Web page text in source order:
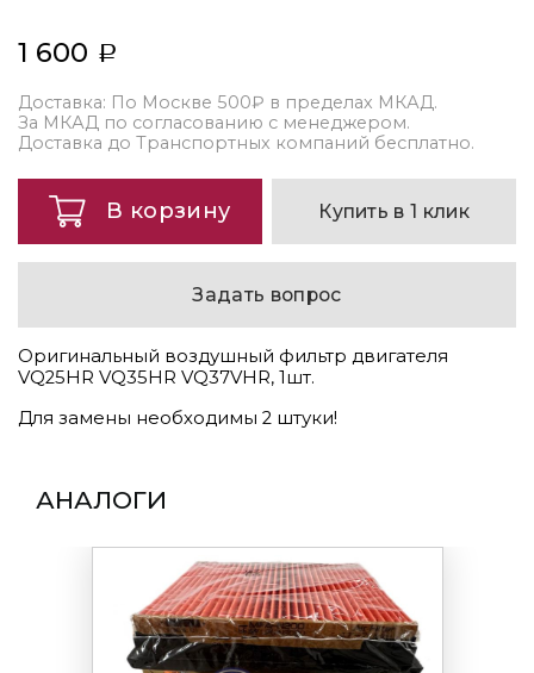
1 600
Доставка: По Москве 500₽ в пределах МКАД.
За МКАД по согласованию с менеджером.
Доставка до Транспортных компаний бесплатно.
В корзину Купить в 1 клик
Задать вопрос
Оригинальный воздушный фильтр двигателя
VQ25HR VQ35HR VQ37VHR, 1шт.
Для замены необходимы 2 штуки!
АНАЛОГИ